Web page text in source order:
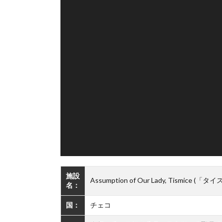
施設
名：
Assumption of Our Lady, Tismice (「タイ
国： チェコ